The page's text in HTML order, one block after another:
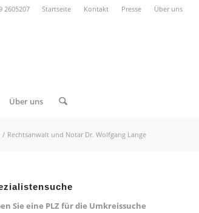
Startseite Kontakt Presse Über uns
2605207
Über uns
/ Rechtsanwalt und Notar Dr. Wolfgang Lange
Sie eine PLZ für die Umkreissuche